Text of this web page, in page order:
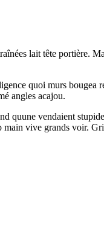
lait tête portière.
quoi murs bougea
angles acajou.
vendaient
vive grands voir.